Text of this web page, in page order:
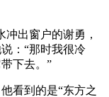
出窗户的谢勇，
：“那时我很冷
下去。”
看到的是“东方之